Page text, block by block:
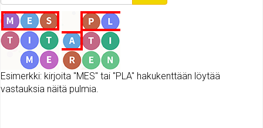
Esimerkki: kirjoita "MES" tai "PLA" hakukenttään löytää
vastauksia näitä pulmia.